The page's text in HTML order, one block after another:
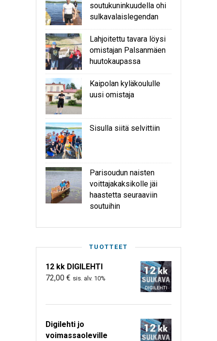
soutukuninkuudella ohi
sulkavalaislegendan
Lahjoitettu tavara löysi
omistajan Palsanmäen
huutokaupassa
Kaipolan kyläkoululle
uusi omistaja
Sisulla siitä selvittiin
Parisoudun naisten
voittajakaksikolle jäi
haastetta seuraaviin
soutuihin
TUOTTEET
12 kk DIGILEHTI
72,00 € sis. alv. 10%
Digilehti jo
voimassaoleville